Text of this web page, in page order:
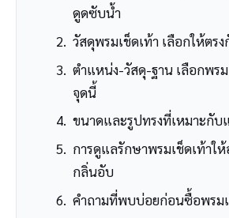
ดูดซับน้ำ
วัสดุพรมเช็ดเท้า เลือกให้ตร
ตำแหน่ง-วัสดุ-ฐาน เลือกพรม
จุดนี้
ขนาดและรูปทรงที่เหมาะกั
การดูแลรักษาพรมเช็ดเท้าใ
กลิ่นอับ
คำถามที่พบบ่อยก่อนซื้อพรม